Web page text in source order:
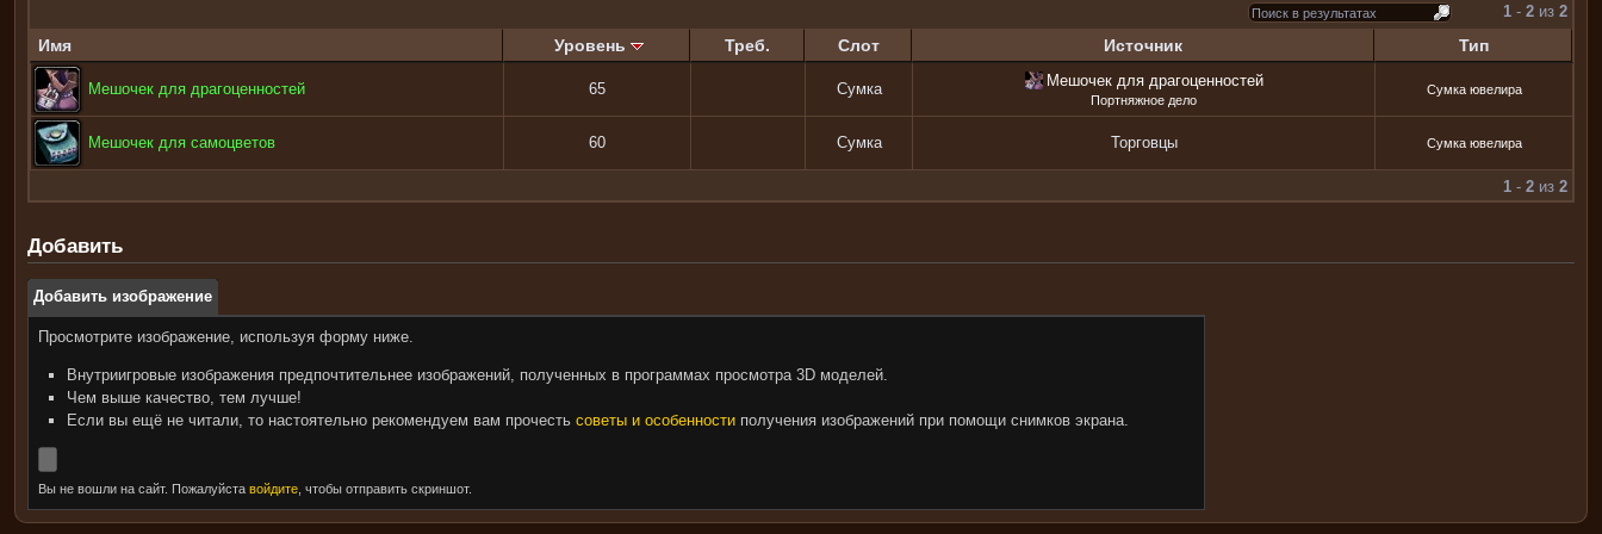
1 - 2 из 2
Имя Уровень Треб. Слот Источник Тип
Мешочек для драгоценностей 65 Сумка Мешочек для драгоценностей
Портняжное дело
Сумка ювелира
Мешочек для самоцветов 60 Сумка Торговцы Сумка ювелира
1 - 2 из 2
Добавить
Добавить изображение
Просмотрите изображение, используя форму ниже.
Внутриигровые изображения предпочтительнее изображений, полученных в программах просмотра 3D моделей.
Чем выше качество, тем лучше!
Если вы ещё не читали, то настоятельно рекомендуем вам прочесть советы и особенности получения изображений при помощи снимков экрана.
Вы не вошли на сайт. Пожалуйста войдите , чтобы отправить скриншот.